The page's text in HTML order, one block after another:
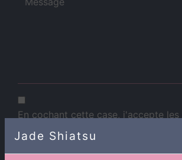
Jade Shiatsu
En cochant cette case, j'accepte
particulières ci-dessous **